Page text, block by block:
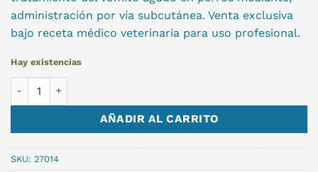
administración por vía subcutánea. Venta exclusiva
bajo receta médico veterinaria para uso profesional.
Hay existencias
AÑADIR AL CARRITO
SKU: 27014